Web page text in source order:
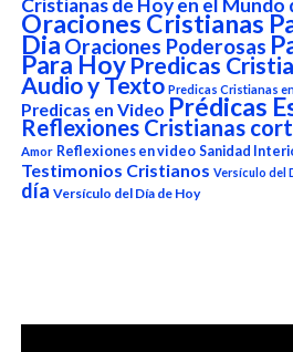
Cristianas de Hoy en el Mundo
Oraciones Cristianas
DiaOraciones Poderosas
Para Hoy Predicas
Audio y Texto Predicas Cristianas
Predicas en Video Prédicas
Reflexiones Cristianas
Amor Reflexiones en video Sanidad
Testimonios Cristianos Versículo del
día Versículo del Día de Hoy
Reproductor